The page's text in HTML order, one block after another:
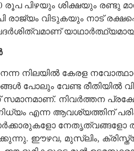
പിഴയും ശിക്ഷയും രണ്ടു
രാജ്യം വിടുകയും നാട്
നിലയിൽ കേരള
പോലും വേണ്ട
സമാനമാണ്. നിവർത്തന
എന്ന ആവശ്യത്തിന്
സർക്കാരുകളോ നേതൃത്വങ്ങളോ
ഈഴവ, മുസ്ലിം,